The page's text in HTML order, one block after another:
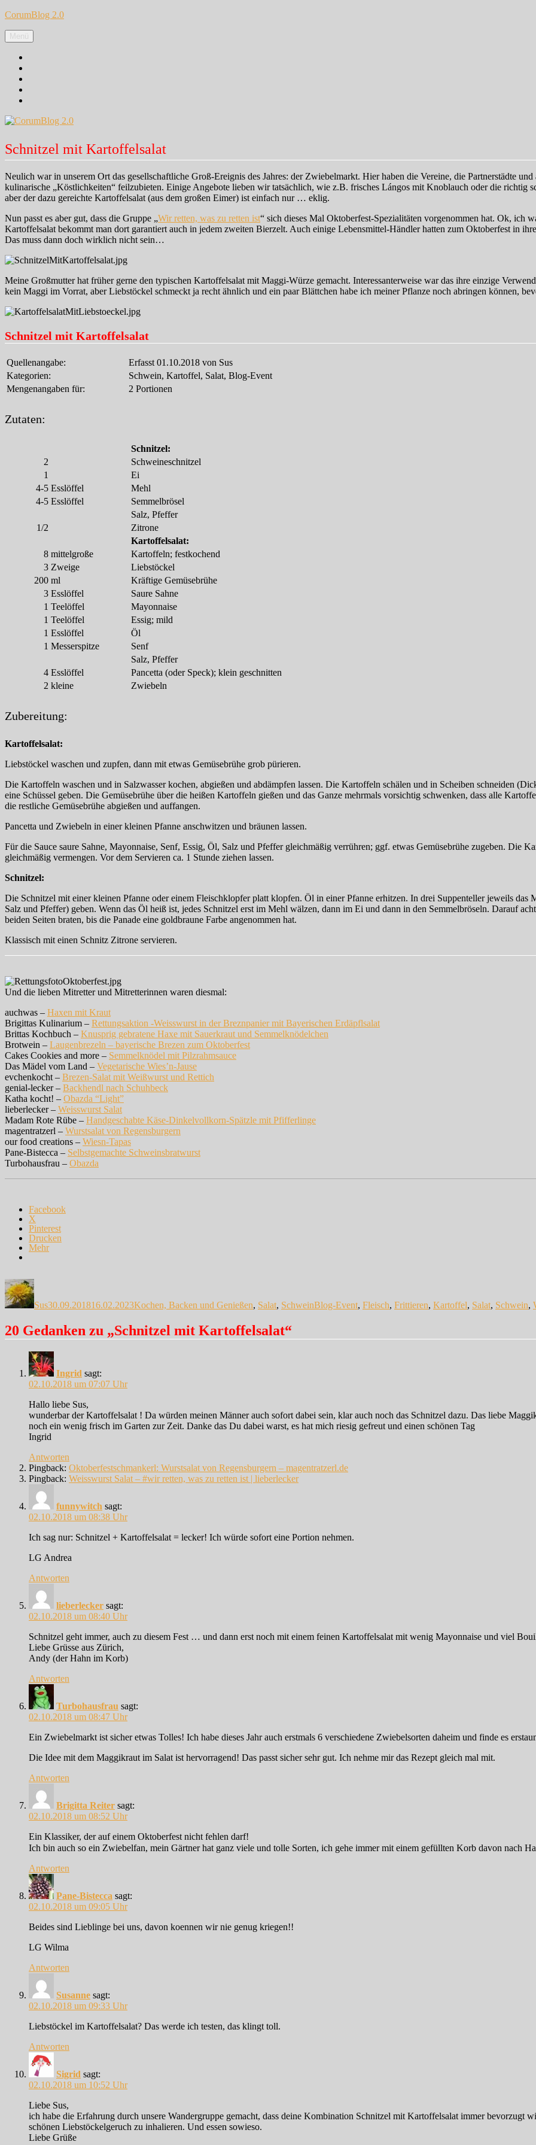
Zum
springen
CorumBlog 2.0
Menü
Schnitzel mit Kartoffelsalat
Neulich war in unserem Ort das gesellschaftliche Groß-Ereignis des Jahres: der Zwiebelmarkt. Hier haben die Vereine, die Partnerstädte
kulinarische „Köstlichkeiten“ feilzubieten. Einige Angebote lieben wir tatsächlich, wie z.B. frisches Lángos mit Knoblauch oder die richtig
aber der dazu gereichte Kartoffelsalat (aus dem großen Eimer) ist einfach nur … eklig.
Nun passt es aber gut, dass die Gruppe „Wir retten, was zu retten ist“ sich dieses Mal Oktoberfest-Spezialitäten vorgenommen hat. Ok, ich
Kartoffelsalat bekommt man dort garantiert auch in jedem zweiten Bierzelt. Auch einige Lebensmittel-Händler hatten zum Oktoberfest in
Das muss dann doch wirklich nicht sein…
Meine Großmutter hat früher gerne den typischen Kartoffelsalat mit Maggi-Würze gemacht. Interessanterweise war das ihre einzige
kein Maggi im Vorrat, aber Liebstöckel schmeckt ja recht ähnlich und ein paar Blättchen habe ich meiner Pflanze noch abringen können,
Schnitzel mit Kartoffelsalat
Quellenangabe:
Erfasst 01.10.2018 von Sus
Kategorien:
Schwein, Kartoffel, Salat, Blog-Event
Mengenangaben für:
2 Portionen
Zutaten:
Schnitzel:
2
Schweineschnitzel
1
Ei
4-5 Esslöffel
Mehl
4-5 Esslöffel
Semmelbrösel
Salz, Pfeffer
1/2
Zitrone
Kartoffelsalat:
8 mittelgroße
Kartoffeln; festkochend
3 Zweige
Liebstöckel
200 ml
Kräftige Gemüsebrühe
3 Esslöffel
Saure Sahne
1 Teelöffel
Mayonnaise
1 Teelöffel
Essig; mild
1 Esslöffel
Öl
1 Messerspitze
Senf
Salz, Pfeffer
4 Esslöffel
Pancetta (oder Speck); klein geschnitten
2 kleine Zwiebeln
Zubereitung:
Kartoffelsalat:
Liebstöckel waschen und zupfen, dann mit etwas Gemüsebrühe grob pürieren.
Die Kartoffeln waschen und in Salzwasser kochen, abgießen und abdämpfen lassen. Die Kartoffeln schälen und in Scheiben schneiden
eine Schüssel geben. Die Gemüsebrühe über die heißen Kartoffeln gießen und das Ganze mehrmals vorsichtig schwenken, dass alle
die restliche Gemüsebrühe abgießen und auffangen.
Pancetta und Zwiebeln in einer kleinen Pfanne anschwitzen und bräunen lassen.
Für die Sauce saure Sahne, Mayonnaise, Senf, Essig, Öl, Salz und Pfeffer gleichmäßig verrühren; ggf. etwas Gemüsebrühe zugeben. Die
gleichmäßig vermengen. Vor dem Servieren ca. 1 Stunde ziehen lassen.
Schnitzel:
Die Schnitzel mit einer kleinen Pfanne oder einem Fleischklopfer platt klopfen. Öl in einer Pfanne erhitzen. In drei Suppenteller jeweils das
Salz und Pfeffer) geben. Wenn das Öl heiß ist, jedes Schnitzel erst im Mehl wälzen, dann im Ei und dann in den Semmelbröseln. Darauf
beiden Seiten braten, bis die Panade eine goldbraune Farbe angenommen hat.
Klassisch mit einen Schnitz Zitrone servieren.
Und die lieben Mitretter und Mitretterinnen waren diesmal:
auchwas – Haxen mit Kraut
Brigittas Kulinarium – Rettungsaktion -Weisswurst in der Breznpanier mit Bayerischen Erdäpflsalat
Brittas Kochbuch – Knusprig gebratene Haxe mit Sauerkraut und Semmelknödelchen
Brotwein – Laugenbrezeln – bayerische Brezen zum Oktoberfest
Cakes Cookies and more – Semmelknödel mit Pilzrahmsauce
Das Mädel vom Land – Vegetarische Wies’n-Jause
evchenkocht – Brezen-Salat mit Weißwurst und Rettich
genial-lecker – Backhendl nach Schuhbeck
Katha kocht! – Obazda “Light”
lieberlecker – Weisswurst Salat
Madam Rote Rübe – Handgeschabte Käse-Dinkelvollkorn-Spätzle mit Pfifferlinge
magentratzerl – Wurstsalat von Regensburgern
our food creations – Wiesn-Tapas
Pane-Bistecca – Selbstgemachte Schweinsbratwurst
Turbohausfrau – Obazda
Facebook
X
Pinterest
Drucken
Mehr
Autor
Sus30.09.201816.02.2023Kochen, Backen und Genießen, Salat, SchweinBlog-Event, Fleisch, Frittieren, Kartoffel, Salat, Schwein,
20 Gedanken zu „Schnitzel mit Kartoffelsalat“
Ingrid sagt:
02.10.2018 um 07:07 Uhr
Hallo liebe Sus,
wunderbar der Kartoffelsalat ! Da würden meinen Männer auch sofort dabei sein, klar auch noch das Schnitzel dazu. Das liebe
noch ein wenig frisch im Garten zur Zeit. Danke das Du dabei warst, es hat mich riesig gefreut und einen schönen Tag
Ingrid
Antworten
Pingback: Oktoberfestschmankerl: Wurstsalat von Regensburgern – magentratzerl.de
Pingback: Weisswurst Salat – #wir retten, was zu retten ist | lieberlecker
funnywitch sagt:
02.10.2018 um 08:38 Uhr
Ich sag nur: Schnitzel + Kartoffelsalat = lecker! Ich würde sofort eine Portion nehmen.
LG Andrea
Antworten
lieberlecker sagt:
02.10.2018 um 08:40 Uhr
Schnitzel geht immer, auch zu diesem Fest … und dann erst noch mit einem feinen Kartoffelsalat mit wenig Mayonnaise und viel
Liebe Grüsse aus Zürich,
Andy (der Hahn im Korb)
Antworten
Turbohausfrau sagt:
02.10.2018 um 08:47 Uhr
Ein Zwiebelmarkt ist sicher etwas Tolles! Ich habe dieses Jahr auch erstmals 6 verschiedene Zwiebelsorten daheim und finde es
Die Idee mit dem Maggikraut im Salat ist hervorragend! Das passt sicher sehr gut. Ich nehme mir das Rezept gleich mal mit.
Antworten
Brigitta Reiter sagt:
02.10.2018 um 08:52 Uhr
Ein Klassiker, der auf einem Oktoberfest nicht fehlen darf!
Ich bin auch so ein Zwiebelfan, mein Gärtner hat ganz viele und tolle Sorten, ich gehe immer mit einem gefüllten Korb davon nach
Antworten
Pane-Bistecca sagt:
02.10.2018 um 09:05 Uhr
Beides sind Lieblinge bei uns, davon koennen wir nie genug kriegen!!
LG Wilma
Antworten
Susanne sagt:
02.10.2018 um 09:33 Uhr
Liebstöckel im Kartoffelsalat? Das werde ich testen, das klingt toll.
Antworten
Sigrid sagt:
02.10.2018 um 10:52 Uhr
Liebe Sus,
ich habe die Erfahrung durch unsere Wandergruppe gemacht, dass deine Kombination Schnitzel mit Kartoffelsalat immer bevorzugt
schönen Liebstöckelgeruch zu inhalieren. Und essen sowieso.
Liebe Grüße